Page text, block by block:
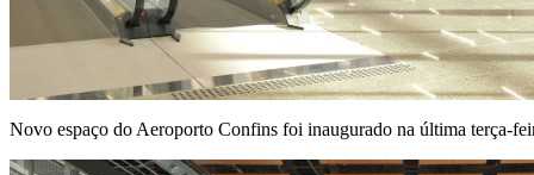
Novo espaço do Aeroporto Confins foi inaugurado na última terça-